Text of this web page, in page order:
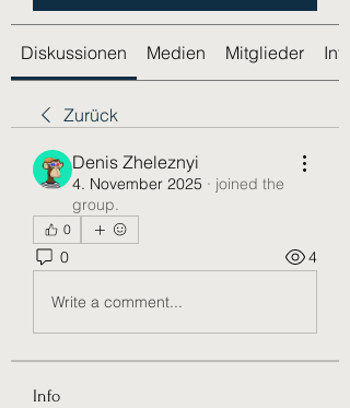
Diskussionen Medien Mitglieder Info
Zurück
Denis Zheleznyi
4. November 2025 · joined the
group.
0
0 4
Write a comment...
Info